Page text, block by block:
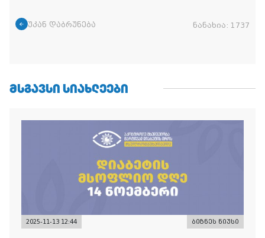
უკან დაბრუნება ნანახია: 1737
ᲛᲡᲒᲐᲕᲡᲘ ᲡᲘᲐᲮᲚᲔᲔᲑᲘ
2025-11-13 12:44 ბიზნეს ნიუსი